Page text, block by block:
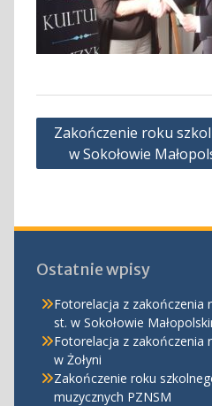
Nawigacja
wpisu
Zakończenie roku
w Sokołowie
Ostatnie wpisy
Fotorelacja z zakończenia
st. w Sokołowie
Fotorelacja z zakończenia
w Żołyni
Zakończenie roku
muzycznych PZNSM